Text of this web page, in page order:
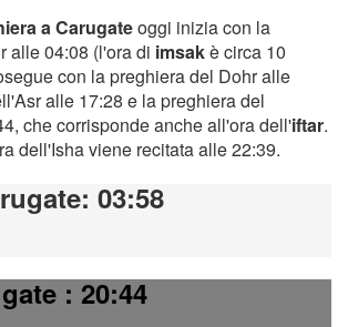
a Carugateoggi inizia con la
alle 04:08 (l'ora di imsakè circa 10
con la preghiera del Dohr alle
alle 17:28 e la preghiera del
che corrisponde anche all'ora dell'iftar.
dell'Isha viene recitata alle 22:39.
: 03:58
: 20:44